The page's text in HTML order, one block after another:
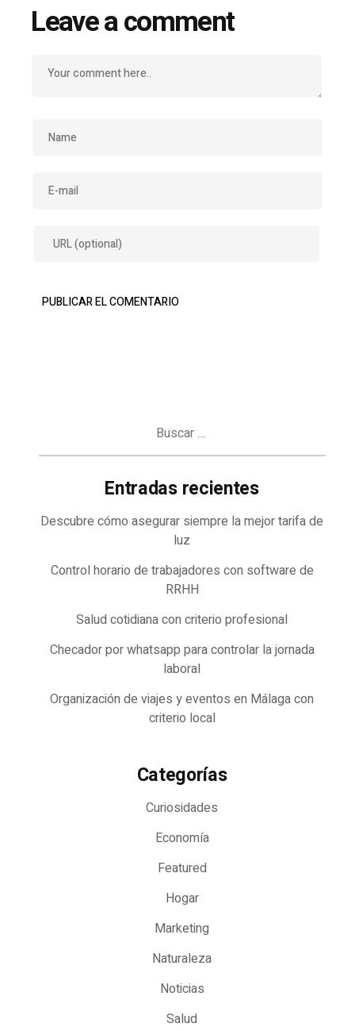
Leave a comment
Entradas recientes
Descubre cómo asegurar siempre la mejor tarifa de
luz
Control horario de trabajadores con software de
RRHH
Salud cotidiana con criterio profesional
Checador por whatsapp para controlar la jornada
laboral
Organización de viajes y eventos en Málaga con
criterio local
Categorías
Curiosidades
Economía
Featured
Hogar
Marketing
Naturaleza
Noticias
Salud